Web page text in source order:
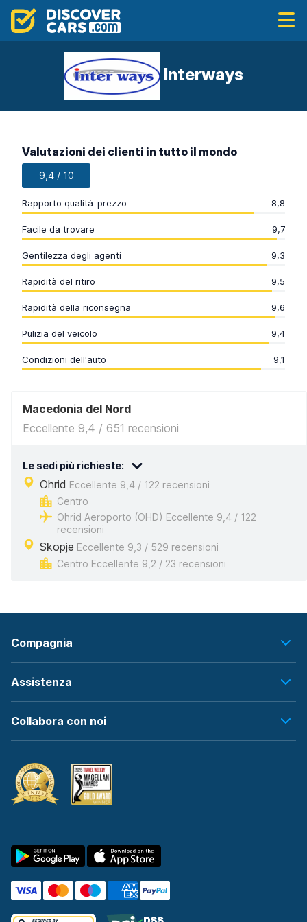
Interways
Valutazioni dei clienti in tutto il mondo
9,4 / 10
Rapporto qualità-prezzo 8,8
Facile da trovare 9,7
Gentilezza degli agenti 9,3
Rapidità del ritiro 9,5
Rapidità della riconsegna 9,6
Pulizia del veicolo 9,4
Condizioni dell'auto 9,1
Macedonia del Nord
Eccellente 9,4 / 651 recensioni
Le sedi più richieste:
Ohrid Eccellente 9,4 / 122 recensioni
Centro
Ohrid Aeroporto (OHD) Eccellente 9,4 / 122
recensioni
Skopje Eccellente 9,3 / 529 recensioni
Centro Eccellente 9,2 / 23 recensioni
Compagnia
Assistenza
Collabora con noi